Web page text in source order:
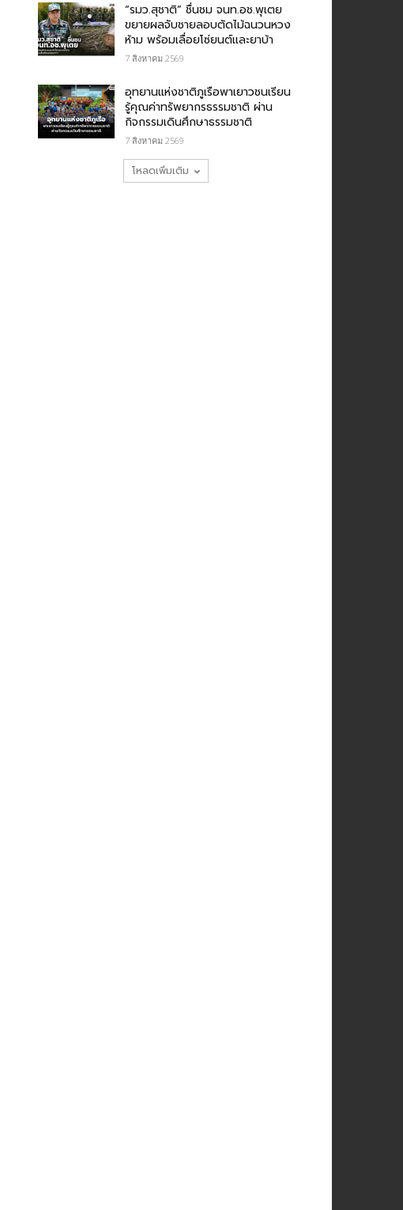
“รมว.สุชาติ” ชื่นชม​ จนท.อช.พุเตย​
ขยายผลจับชายลอบตัดไม้ฉนวนหวง
ห้าม พร้อมเลื่อยโซ่ยนต์และยาบ้า
7 สิงหาคม 2569
อุทยานแห่งชาติภูเรือพาเยาวชนเรียน
รู้คุณค่าทรัพยากรธรรมชาติ ผ่าน
กิจกรรมเดินศึกษาธรรมชาติ
7 สิงหาคม 2569
โหลดเพิ่มเติม